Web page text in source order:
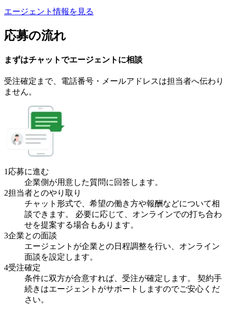
エージェント情報を見る
応募の流れ
まずはチャットでエージェント に相談
受注確定まで、 電話番号・メールアドレスは担当者へ伝わり
ません。
1 応募に進む
企業側が用意した質問に回答します。
2担当者とのやり取り
チャット形式で、希望の働き方や報酬などについて相
談できます。 必要に応じて、オンラインでの打ち合わ
せを提案する場合もあります。
3企業との面談
エージェントが企業との日程調整を行い、オンライン
面談を設定します。
4受注確定
条件に双方が合意すれば、受注が確定します。 契約手
続きはエージェントがサポートしますのでご安心くだ
さい。